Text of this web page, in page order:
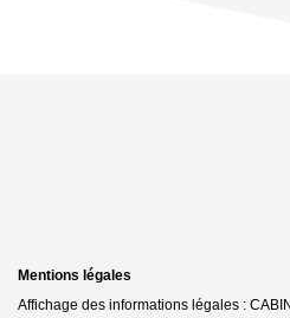
Mentions légales
Affichage des informations légales :